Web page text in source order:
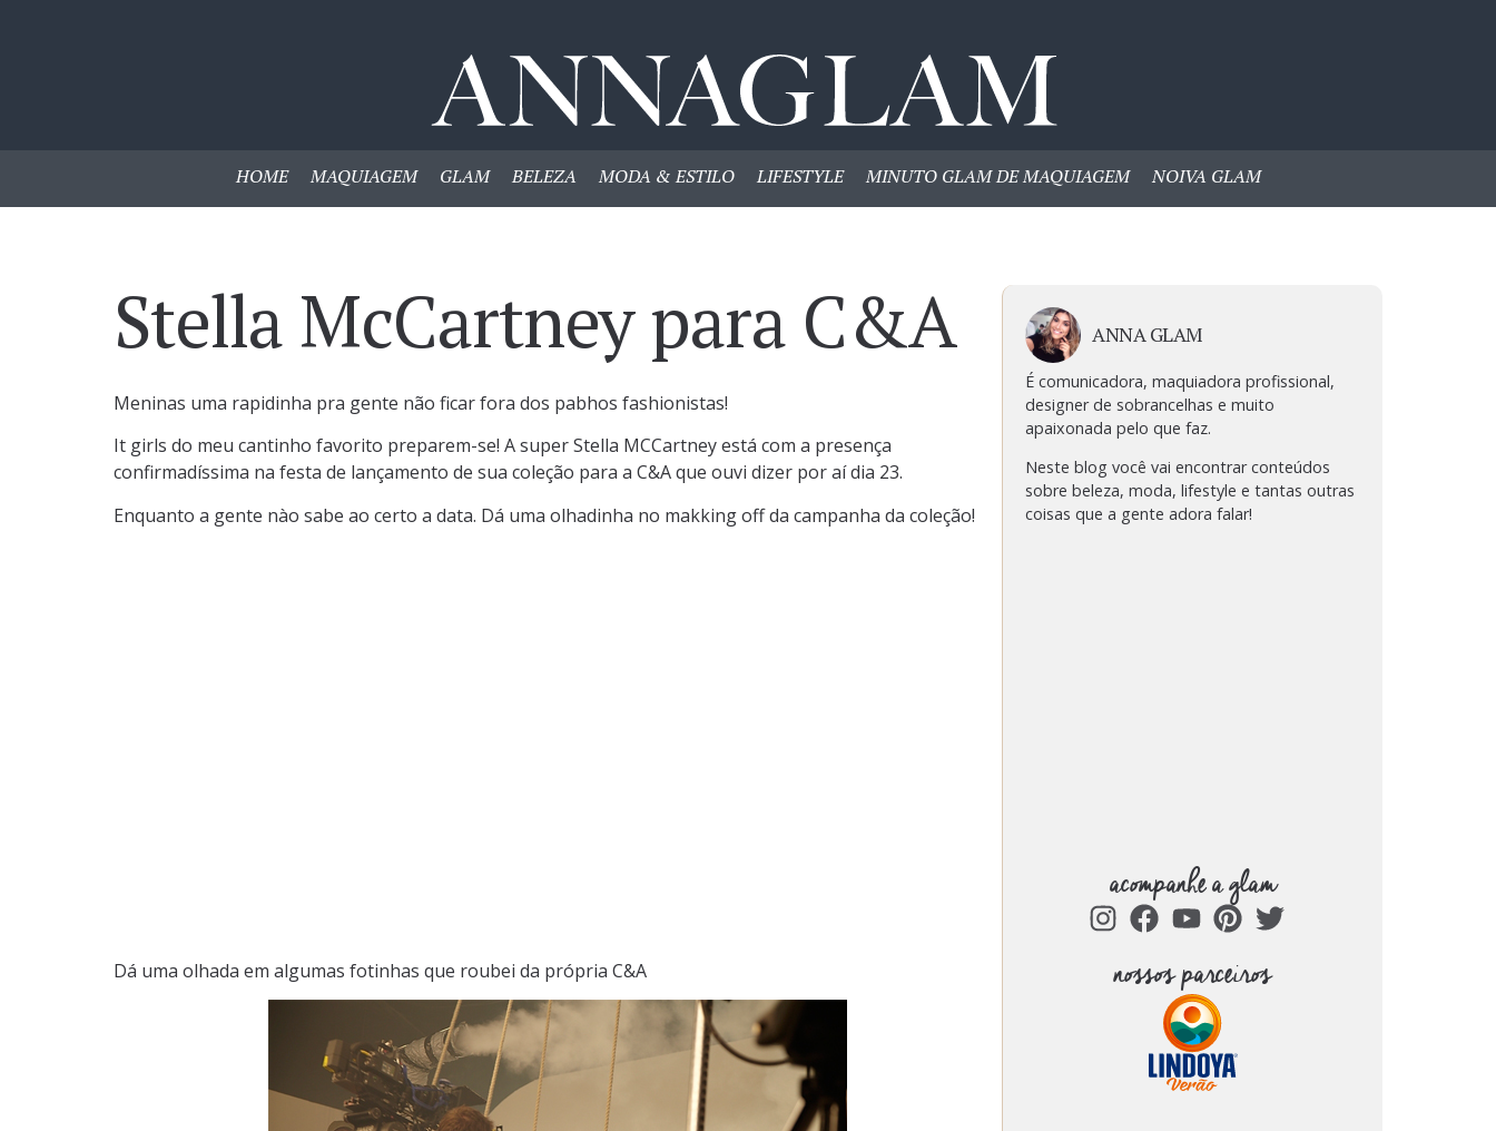
HOME MAQUIAGEM GLAM BELEZA MODA & ESTILO LIFESTYLE MINUTO GLAM DE MAQUIAGEM NOIVA GLAM
Stella McCartney para C&A
Meninas uma rapidinha pra gente não ficar fora dos pabhos fashionistas!
It girls do meu cantinho favorito preparem-se! A super Stella MCCartney está com a presença
confirmadíssima na festa de lançamento de sua coleção para a C&A que ouvi dizer por aí dia 23.
Enquanto a gente nào sabe ao certo a data. Dá uma olhadinha no makking off da campanha da coleção!
Dá uma olhada em algumas fotinhas que roubei da própria C&A
ANNA GLAM
É comunicadora, maquiadora profissional,
designer de sobrancelhas e muito
apaixonada pelo que faz.
Neste blog você vai encontrar conteúdos
sobre beleza, moda, lifestyle e tantas outras
coisas que a gente adora falar!
acompanhe a glam
nossos parceiros